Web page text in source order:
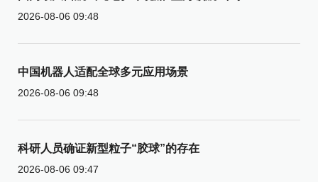
2026-08-06 09:48
中国机器人适配全球多元应用场景
2026-08-06 09:48
科研人员确证新型粒子“胶球”的存在
2026-08-06 09:47